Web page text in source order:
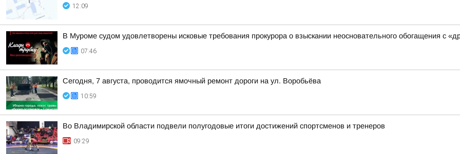
12:09
В Муроме судом удовлетворены исковые требования прокурора о взыскании неосновательного обогащения с
07:46
Сегодня, 7 августа, проводится ямочный ремонт дороги на ул. Воробьёва
10:59
Во Владимирской области подвели полугодовые итоги достижений спортсменов и тренеров
09:29